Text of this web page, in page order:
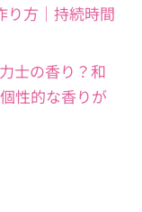
り方｜持続時間
士の香り？和
性的な香りが